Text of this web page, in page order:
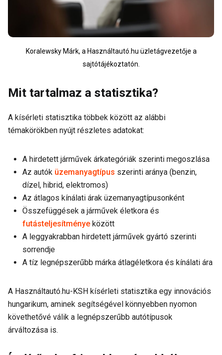
Koralewsky Márk, a Használtautó.hu üzletágvezetője a
sajtótájékoztatón.
Mit tartalmaz a statisztika?
A kísérleti statisztika többek között az alábbi
témakörökben nyújt részletes adatokat:
A hirdetett járművek árkategóriák szerinti megoszlása
Az autók üzemanyagtípus szerinti aránya (benzin,
dízel, hibrid, elektromos)
Az átlagos kínálati árak üzemanyagtípusonként
Összefüggések a járművek életkora és
futásteljesítményeközött
A leggyakrabban hirdetett járművek gyártó szerinti
sorrendje
A tíz legnépszerűbb márka átlagéletkora és kínálati ára
A Használtautó.hu-KSH kísérleti statisztika egy innovációs
hungarikum, aminek segítségével könnyebben nyomon
követhetővé válik a legnépszerűbb autótípusok
árváltozása is.